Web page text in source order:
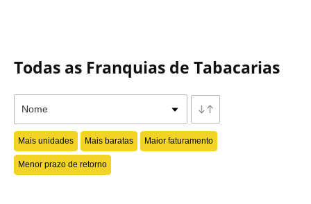
Todas as Franquias de Tabacarias
Mais unidades Mais baratas Maior faturamento
Menor prazo de retorno